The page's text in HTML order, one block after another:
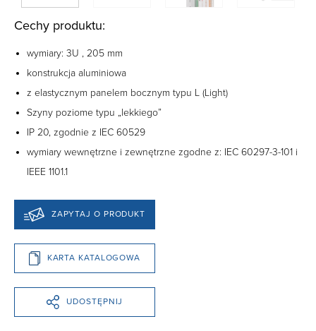
Cechy produktu:
wymiary: 3U , 205 mm
konstrukcja aluminiowa
z elastycznym panelem bocznym typu L (Light)
Szyny poziome typu „lekkiego”
‎IP 20, zgodnie z IEC 60529
wymiary wewnętrzne i zewnętrzne zgodne z: IEC 60297-3-101 i
IEEE 1101.1‎
ZAPYTAJ O PRODUKT
KARTA KATALOGOWA
UDOSTĘPNIJ